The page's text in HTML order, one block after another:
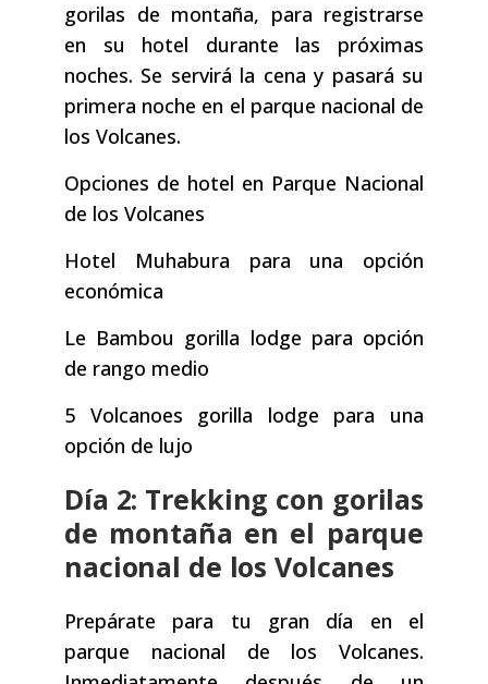
gorilas de montaña, para registrarse
en su hotel durante las próximas
noches. Se servirá la cena y pasará su
primera noche en el parque nacional de
los Volcanes.
Opciones de hotel en Parque Nacional
de los Volcanes
Hotel Muhabura para una opción
económica
Le Bambou gorilla lodge para opción
de rango medio
5 Volcanoes gorilla lodge para una
opción de lujo
Día 2: Trekking con gorilas
de montaña en el parque
nacional de los Volcanes
Prepárate para tu gran día en el
parque nacional de los Volcanes.